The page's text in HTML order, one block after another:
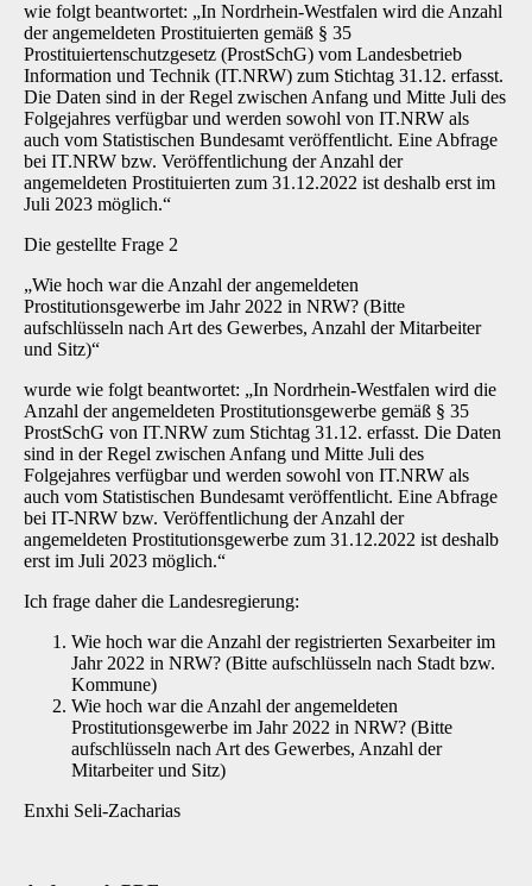
wie folgt beantwortet: „In Nordrhein-Westfalen wird die Anzahl
der angemeldeten Prostituierten gemäß § 35
Prostituiertenschutzgesetz (ProstSchG) vom Landesbetrieb
Information und Technik (IT.NRW) zum Stichtag 31.12. erfasst.
Die Daten sind in der Regel zwischen Anfang und Mitte Juli des
Folgejahres verfügbar und werden sowohl von IT.NRW als
auch vom Statistischen Bundesamt veröffentlicht. Eine Abfrage
bei IT.NRW bzw. Veröffentlichung der Anzahl der
angemeldeten Prostituierten zum 31.12.2022 ist deshalb erst im
Juli 2023 möglich.“
Die gestellte Frage 2
„Wie hoch war die Anzahl der angemeldeten
Prostitutionsgewerbe im Jahr 2022 in NRW? (Bitte
aufschlüsseln nach Art des Gewerbes, Anzahl der Mitarbeiter
und Sitz)“
wurde wie folgt beantwortet: „In Nordrhein-Westfalen wird die
Anzahl der angemeldeten Prostitutionsgewerbe gemäß § 35
ProstSchG von IT.NRW zum Stichtag 31.12. erfasst. Die Daten
sind in der Regel zwischen Anfang und Mitte Juli des
Folgejahres verfügbar und werden sowohl von IT.NRW als
auch vom Statistischen Bundesamt veröffentlicht. Eine Abfrage
bei IT-NRW bzw. Veröffentlichung der Anzahl der
angemeldeten Prostitutionsgewerbe zum 31.12.2022 ist deshalb
erst im Juli 2023 möglich.“
Ich frage daher die Landesregierung:
Wie hoch war die Anzahl der registrierten Sexarbeiter im
Jahr 2022 in NRW? (Bitte aufschlüsseln nach Stadt bzw.
Kommune)
Wie hoch war die Anzahl der angemeldeten
Prostitutionsgewerbe im Jahr 2022 in NRW? (Bitte
aufschlüsseln nach Art des Gewerbes, Anzahl der
Mitarbeiter und Sitz)
Enxhi Seli-Zacharias